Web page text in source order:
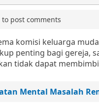
to post comments
komisi keluarga
penting bagi gereja,
tidak dapat
Mental Masalah